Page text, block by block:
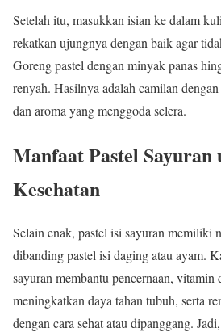
Setelah itu, masukkan isian ke dalam
rekatkan ujungnya dengan baik agar
Goreng pastel dengan minyak panas
renyah. Hasilnya adalah camilan
dan aroma yang menggoda selera.
Manfaat Pastel Sayuran
Kesehatan
Selain enak, pastel isi sayuran memiliki
dibanding pastel isi daging atau ayam.
sayuran membantu pencernaan,
meningkatkan daya tahan tubuh, serta
dengan cara sehat atau dipanggang.